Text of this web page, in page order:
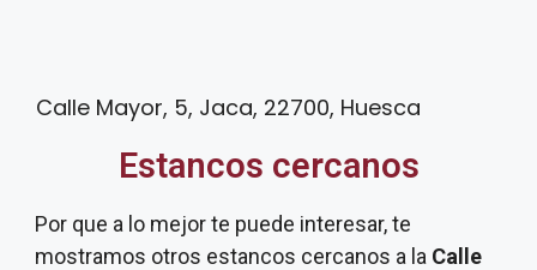
Calle Mayor, 5, Jaca, 22700, Huesca
Estancos cercanos
Por que a lo mejor te puede interesar, te
mostramos otros estancos cercanos a la Calle